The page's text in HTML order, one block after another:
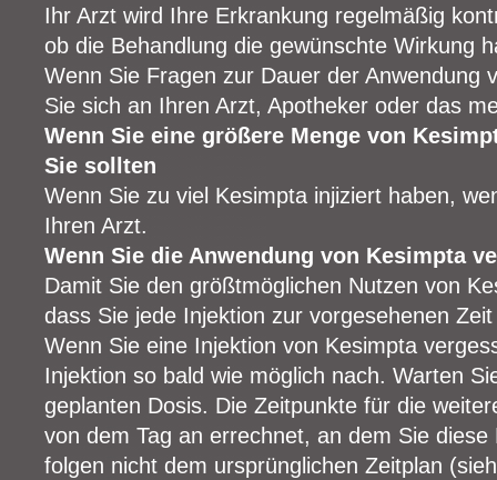
Ihr Arzt wird Ihre Erkrankung regelmäßig
ob die Behandlung die gewünschte Wirkung
Wenn Sie Fragen zur Dauer der Anwendung
Sie sich an Ihren Arzt, Apotheker oder das
Wenn Sie eine größere Menge von
Sie sollten
Wenn Sie zu viel Kesimpta injiziert haben,
Ihren Arzt.
Wenn Sie die Anwendung von Kesimpta
Damit Sie den größtmöglichen Nutzen von
dass Sie jede Injektion zur vorgesehenen
Wenn Sie eine Injektion von Kesimpta
Injektion so bald wie möglich nach. Warten
geplanten Dosis. Die Zeitpunkte für die
von dem Tag an errechnet, an dem Sie
folgen nicht dem ursprünglichen Zeitplan